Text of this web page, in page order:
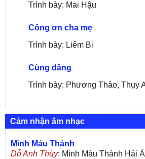
Trình bày: Mai Hậu
Công ơn cha mẹ
Trình bày: Liêm Bi
Cùng dâng
Trình bày: Phương Thảo, Thụy
Cảm nhận âm nhạc
Mình Máu Thánh
Dỗ Anh Thùy: Mình Máu Thánh Hải